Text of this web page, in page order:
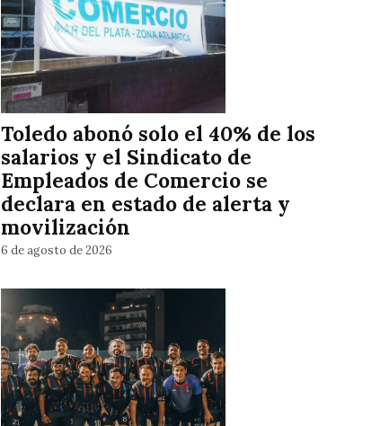
Toledo abonó solo el 40% de los
salarios y el Sindicato de
Empleados de Comercio se
declara en estado de alerta y
movilización
6 de agosto de 2026